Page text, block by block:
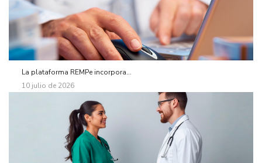
La plataforma REMPe incorpora...
10 julio de 2026